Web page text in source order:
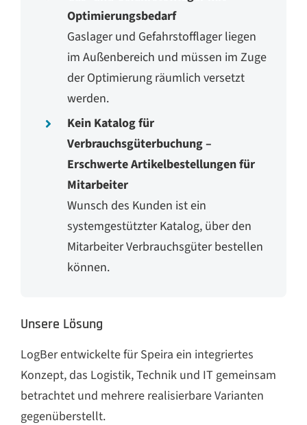
Optimierungsbedarf
Gaslager und Gefahrstofflager liegen
im Außenbereich und müssen im Zuge
der Optimierung räumlich versetzt
werden.
Kein Katalog für
Verbrauchsgüterbuchung –
Erschwerte Artikelbestellungen für
Mitarbeiter
Wunsch des Kunden ist ein
systemgestützter Katalog, über den
Mitarbeiter Verbrauchsgüter bestellen
können.
Unsere Lösung
LogBer entwickelte für Speira ein integriertes
Konzept, das Logistik, Technik und IT gemeinsam
betrachtet und mehrere realisierbare Varianten
gegenüberstellt.